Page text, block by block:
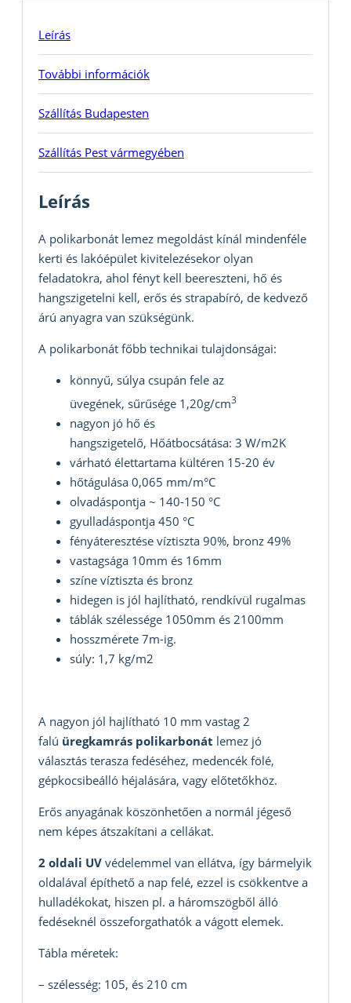
Leírás
További információk
Szállítás Budapesten
Szállítás Pest vármegyében
Leírás
A polikarbonát lemez megoldást kínál mindenféle
kerti és lakóépület kivitelezésekor olyan
feladatokra, ahol fényt kell beereszteni, hő és
hangszigetelni kell, erős és strapabíró, de kedvező
árú anyagra van szükségünk.
A polikarbonát főbb technikai tulajdonságai:
könnyű, súlya csupán fele az
üvegének, sűrűsége 1,20g/cm3
nagyon jó hő és
hangszigetelő, Hőátbocsátása: 3 W/m2K
várható élettartama kültéren 15-20 év
hőtágulása 0,065 mm/m°C
olvadáspontja ~ 140-150 °C
gyulladáspontja 450 °C
fényáteresztése víztiszta 90%, bronz 49%
vastagsága 10mm és 16mm
színe víztiszta és bronz
hidegen is jól hajlítható, rendkívül rugalmas
táblák szélessége 1050mm és 2100mm
hosszmérete 7m-ig.
súly: 1,7 kg/m2
A nagyon jól hajlítható 10 mm vastag 2
falú üregkamrás polikarbonát lemez jó
választás terasza fedéséhez, medencék fölé,
gépkocsibeálló héjalására, vagy előtetőkhöz.
Erős anyagának köszönhetően a normál jégeső
nem képes átszakítani a cellákat.
2 oldali UV védelemmel van ellátva, így bármelyik
oldalával építhető a nap felé, ezzel is csökkentve a
hulladékokat, hiszen pl. a háromszögből álló
fedéseknél összeforgathatók a vágott elemek.
Tábla méretek:
– szélesség: 105, és 210 cm